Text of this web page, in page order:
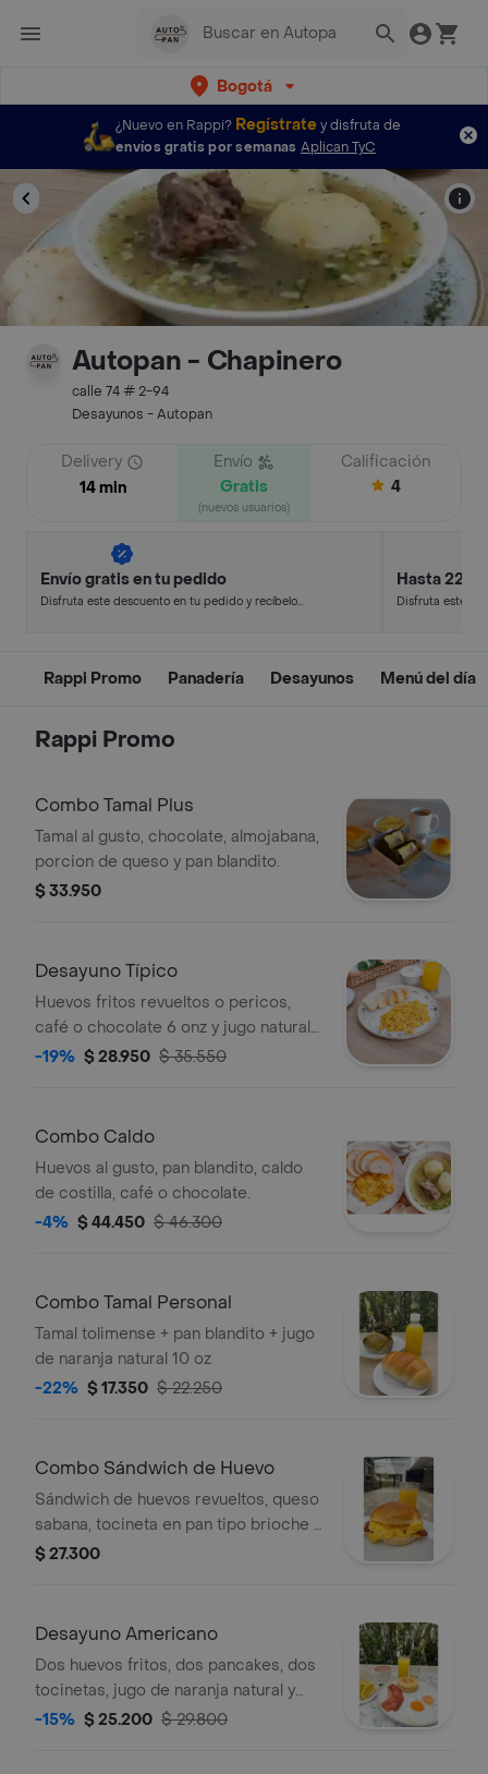
Bogotá
¿Nuevo en Rappi? Regístratey disfruta de
envíos gratis por semanas Aplican TyC
Autopan - Chapinero
calle 74 # 2-94
Desayunos - Autopan
Delivery
14 min
Envío
Gratis
(nuevos usuarios)
Calificación
4
Envío gratis en tu pedido
Disfruta este descuento en tu pedido y recíbelo
Hasta 22%
Disfruta este
Rappi Promo Panadería Desayunos Menú del día
Rappi Promo
Combo Tamal Plus
Tamal al gusto, chocolate, almojabana,
porcion de queso y pan blandito.
$ 33.950
Desayuno Típico
Huevos fritos revueltos o pericos,
café o chocolate 6 onz y jugo natural
de naranja en botella.
-19% $ 28.950 $ 35.550
Combo Caldo
Huevos al gusto, pan blandito, caldo
de costilla, café o chocolate.
-4% $ 44.450 $ 46.300
Combo Tamal Personal
Tamal tolimense + pan blandito + jugo
de naranja natural 10 oz
-22% $ 17.350 $ 22.250
Combo Sándwich de Huevo
Sándwich de huevos revueltos, queso
sabana, tocineta en pan tipo brioche +
jugo de naranja natural
$ 27.300
Desayuno Americano
Dos huevos fritos, dos pancakes, dos
tocinetas, jugo de naranja natural y
bebida caliente
-15% $ 25.200 $ 29.800